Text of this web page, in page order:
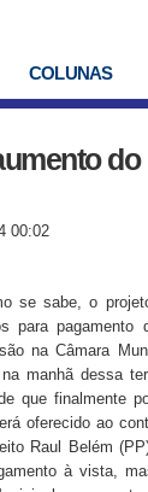
COLUNAS
00:02
se sabe, o
para pagamento
na Câmara
manhã dessa
que finalmente
oferecido ao
Raul Belém
à vista,